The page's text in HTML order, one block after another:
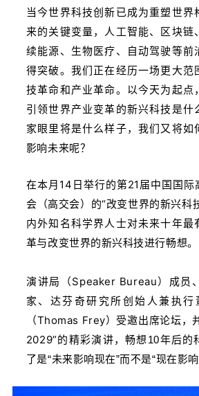
当今世界科技创新已成为重塑世界
来的关键变量，人工智能、区块链
续能源、生物医疗、自动驾驶等前
得突破。我们正在经历一场更大范
技革命和产业革命。以今天为起点
引领世界产业变革的新兴科技是什
家眼里将是什么样子，我们又将如
影响未来呢？
在本月14日举行的第21届中国国际
会（高交会）的“改变世界的新兴科
内外知名科学界人士对未来十年最
革与改变世界的新兴科技进行畅想。
演讲局（Speaker Bureau）成员
家、达芬奇研究所创始人兼执行
（Thomas Frey）受邀出席论坛，
2029”的精彩演讲，
畅想10年后的
了是“未来影响现在”而不是“现在影响